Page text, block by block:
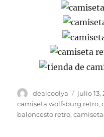
Autor
dealcoolya
el
julio 13,
camiseta wolfsburg retro,
baloncesto retro,